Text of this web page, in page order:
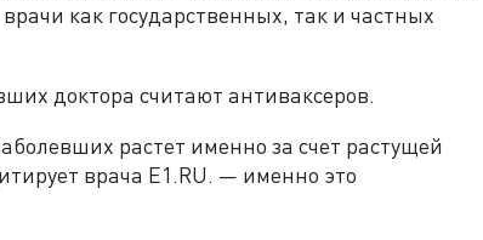
как государственных, так и частных
доктора считают антиваксеров.
растет именно за счет растущей
врача Е1.RU. — именно это